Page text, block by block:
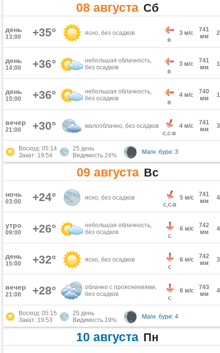
08 августа Сб
день
13:00 +35° ясно, без осадков
В
3 м/с
741
мм
день
14:00 +36°
небольшая облачность,
без осадков
В
3 м/с
741
мм
день
15:00 +36°
небольшая облачность,
без осадков
В
4 м/с
740
мм
вечер
21:00 +30° малооблачно, без осадков
С,С-В
4 м/с
741
мм
Восход: 05:14
Закат: 19:54
25 день
Видимость 24%
Магн. бури: 3
09 августа Вс
ночь
03:00 +24° ясно, без осадков
С,С-В
5 м/с
741
мм
утро
09:00 +26°
небольшая облачность,
без осадков
С
6 м/с
742
мм
день
15:00 +32° ясно, без осадков
С
6 м/с
742
мм
вечер
21:00 +28°
облачно с прояснениями,
без осадков
С
6 м/с
743
мм
Восход: 05:15
Закат: 19:53
25 день
Видимость 19%
Магн. бури: 4
10 августа Пн